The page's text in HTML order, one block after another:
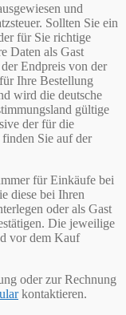
und
Sollten Sie ein
für Sie richtige
Daten als Gast
Endpreis von der
Ihre Bestellung
wird die deutsche
gültige
der für die
Sie auf der
für Einkäufe bei
diese bei Ihren
oder als Gast
Die jeweilige
vor dem Kauf
oder zur Rechnung
kontaktieren.